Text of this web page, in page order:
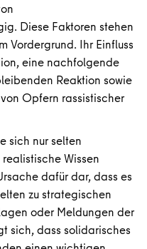
Diese Faktoren stehen
Vordergrund. Ihr Einfluss
eine nachfolgende
Reaktion sowie
Opfern rassistischer
sich nur selten
Wissen
dafür dar, dass es
zu strategischen
oder Meldungen der
sich, dass solidarisches